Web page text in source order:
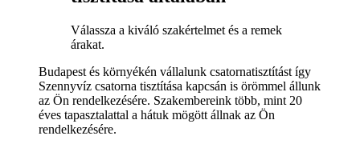
Válassza a kiváló szakértelmet és a remek
árakat.
Budapest és környékén vállalunk csatornatisztítást így
Szennyvíz csatorna tisztítása kapcsán is örömmel állunk
az Ön rendelkezésére. Szakembereink több, mint 20
éves tapasztalattal a hátuk mögött állnak az Ön
rendelkezésére.